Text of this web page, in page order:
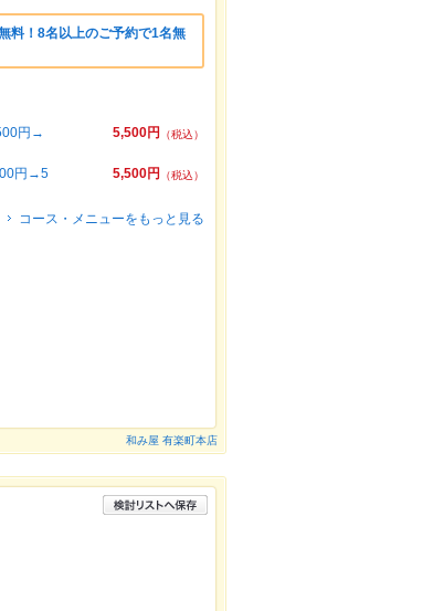
料！8名以上のご予約で1名無
5,500円
（税込）
円→
5,500円
（税込）
円→5
コース・メニューをもっと見る
和み屋 有楽町本店